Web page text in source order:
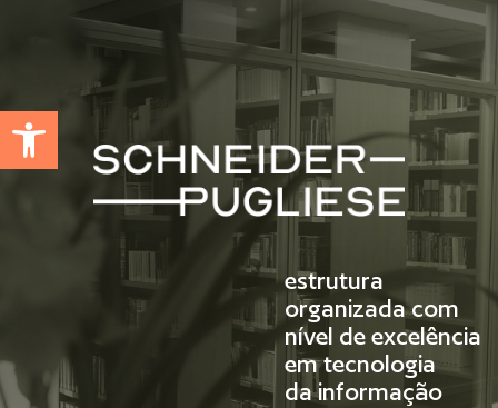
Abrir a barra de ferramentas
estrutura
organizada com
nível de excelência
em tecnologia
da informação